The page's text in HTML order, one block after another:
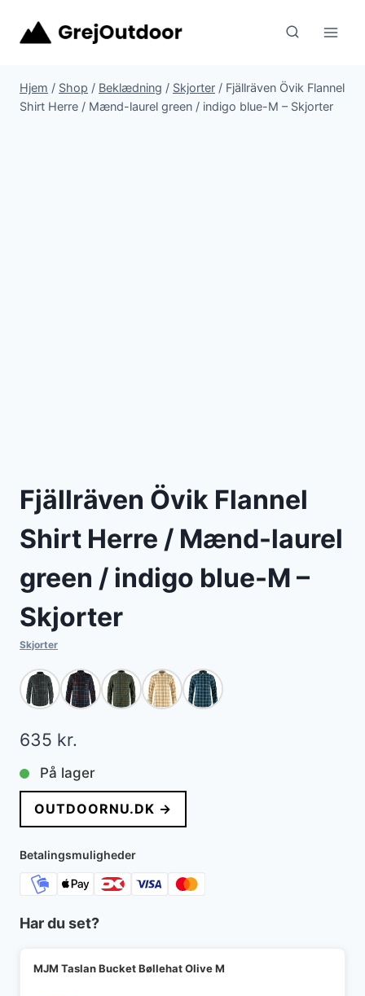
Hjem / Shop / Beklædning / Skjorter / Fjällräven Övik Flannel
Shirt Herre / Mænd-laurel green / indigo blue-M – Skjorter
Fjällräven Övik Flannel
Shirt Herre / Mænd-laurel
green / indigo blue-M –
Skjorter
Skjorter
635 kr.
På lager
OUTDOORNU.DK →
Betalingsmuligheder
Har du set?
MJM Taslan Bucket Bøllehat Olive M